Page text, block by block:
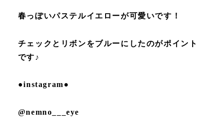
春っぽいパステルイエローが可愛いです！
チェックとリボンをブルーにしたのがポイント
です♪
●instagram●
@nemno___eye